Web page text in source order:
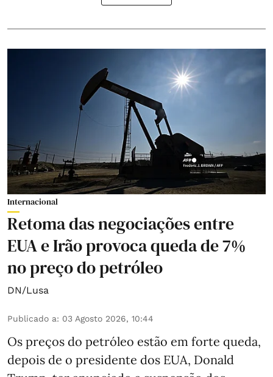
Internacional
Retoma das negociações entre
EUA e Irão provoca queda de 7%
no preço do petróleo
DN/Lusa
Publicado a: 03 Agosto 2026, 10:44
Os preços do petróleo estão em forte queda,
depois de o presidente dos EUA, Donald